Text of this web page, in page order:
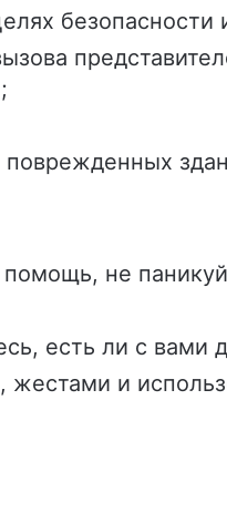
помощь, не
есть ли с вами
жестами и